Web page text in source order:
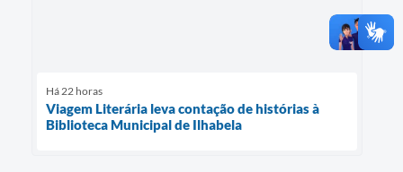
Há 22 horas
Viagem Literária leva contação de histórias à
Biblioteca Municipal de Ilhabela